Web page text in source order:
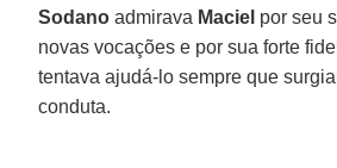
Sodano admirava Maciel por seu
novas vocações e por sua forte
tentava ajudá-lo sempre que
conduta.